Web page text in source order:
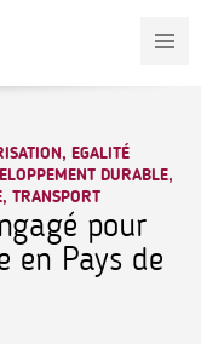
EGALITÉ
DURABLE,
TRANSPORT
pour
en Pays de